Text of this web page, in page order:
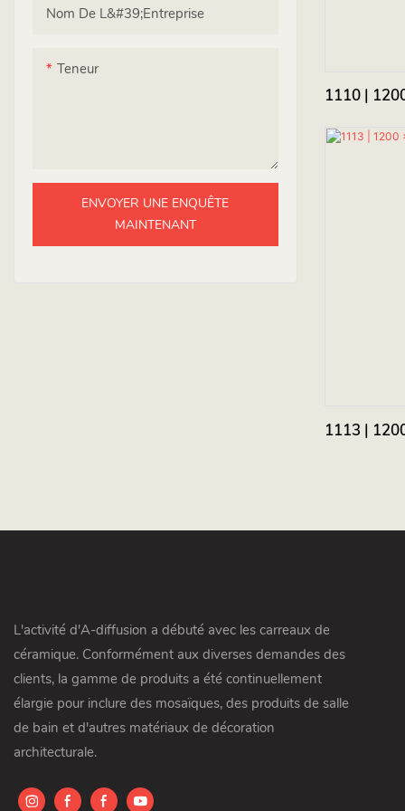
Nom De L&#39;entreprise
Teneur
ENVOYER UNE ENQUÊTE
MAINTENANT
1110 |
1113 |
L'activité d'A-diffusion a débuté avec les carreaux de
céramique. Conformément aux diverses demandes des
clients, la gamme de produits a été continuellement
élargie pour inclure des mosaïques, des produits de salle
de bain et d'autres matériaux de décoration
architecturale.